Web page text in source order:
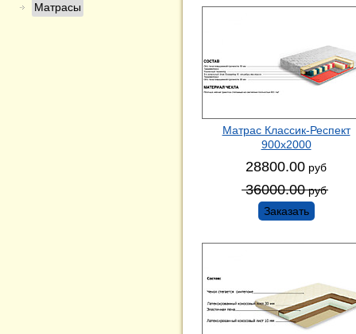
Матрасы
Матрас Классик-Респект
900х2000
28800.00 руб
36000.00 руб
Заказать